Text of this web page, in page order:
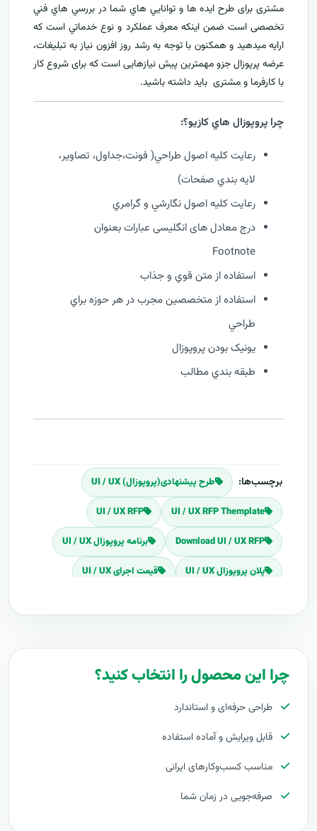
مشتری برای طرح ايده ها و توانايي هاي شما در بررسي هاي فني
تخصصی است ضمن اینکه معرف عملکرد و نوع خدماتي است که
ارايه ميدهید و همکنون با توجه به رشد روز افزون نياز به تبليغات،
عرضه پرپوزال جزو مهمترين پیش نیازهایی است که برای شروع کار
با کارفرما و مشتری بايد داشته باشيد.
چرا پروپوزال هاي کازيو؟:
رعايت کليه اصول طراحي( فونت،جداول، تصاوير،
لايه بندي صفحات)
رعايت کليه اصول نگارشي و گرامري
درج معادل های انگلیسی عبارات بعنوان
Footnote
استفاده از متن قوي و جذاب
استفاده از متخصصين مجرب در هر حوزه براي
طراحي
يونيک بودن پروپوزال
طبقه بندي مطالب
برچسب‌ها: طرح پیشنهادی(پروپوزال) UI / UX
UI / UX RFP Themplate
UI / UX RFP
Download UI / UX RFP برنامه پروپوزال UI / UX
پلان پروپوزال UI / UX قیمت اجرای UI / UX
چرا این محصول را انتخاب کنید؟
طراحی حرفه‌ای و استاندارد
قابل ویرایش و آماده استفاده
مناسب کسب‌وکارهای ایرانی
صرفه‌جویی در زمان شما